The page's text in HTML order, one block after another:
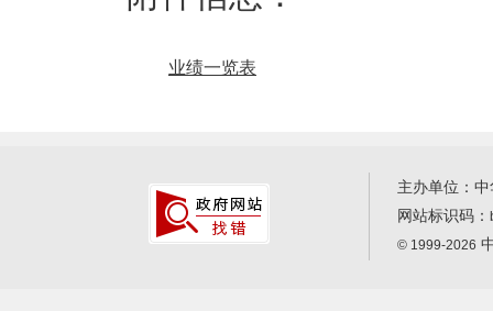
业绩一览表
主办单位：
网站标识码：
© 1999-2026